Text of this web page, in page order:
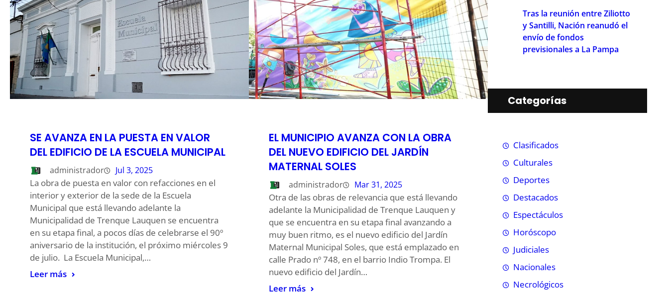
SE AVANZA EN LA PUESTA EN VALOR
DEL EDIFICIO DE LA ESCUELA MUNICIPAL
administrador Jul 3, 2025
La obra de puesta en valor con refacciones en el
interior y exterior de la sede de la Escuela
Municipal que está llevando adelante la
Municipalidad de Trenque Lauquen se encuentra
en su etapa final, a pocos días de celebrarse el 90º
aniversario de la institución, el próximo miércoles 9
de julio. La Escuela Municipal,…
Leer más
EL MUNICIPIO AVANZA CON LA OBRA
DEL NUEVO EDIFICIO DEL JARDÍN
MATERNAL SOLES
administrador Mar 31, 2025
Otra de las obras de relevancia que está llevando
adelante la Municipalidad de Trenque Lauquen y
que se encuentra en su etapa final avanzando a
muy buen ritmo, es el nuevo edificio del Jardín
Maternal Municipal Soles, que está emplazado en
calle Prado nº 748, en el barrio Indio Trompa. El
nuevo edificio del Jardín…
Leer más
Tras la reunión entre Ziliotto
y Santilli, Nación reanudó el
envío de fondos
previsionales a La Pampa
Categorías
Clasificados
Culturales
Deportes
Destacados
Espectáculos
Horóscopo
Judiciales
Nacionales
Necrológicos